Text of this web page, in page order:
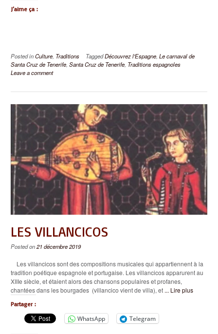
J’aime ça :
Posted inCulture, Traditions TaggedDécouvrez l'Espagne, Le carnaval de
Santa Cruz de Tenerife, Santa Cruz de Tenerife, Traditions espagnoles
Leave a comment
LES VILLANCICOS
Posted on21 décembre 2019
Les villancicos sont des compositions musicales qui appartiennent à la
tradition poétique espagnole et portugaise. Les villancicos apparurent au
XIIIe siècle, et étaient alors des chansons populaires et profanes,
chantées dans les bourgades (villancico vient de villa), et ... Lire plus
Partager :
WhatsApp Telegram